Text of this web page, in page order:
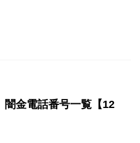
闇金電話番号一覧【12